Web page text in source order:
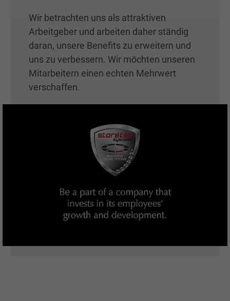
Wir betrachten uns als attraktiven
Arbeitgeber und arbeiten daher ständig
daran, unsere Benefits zu erweitern und
uns zu verbessern. Wir möchten unseren
Mitarbeitern einen echten Mehrwert
verschaffen.